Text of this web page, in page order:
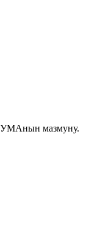
мазмуну.